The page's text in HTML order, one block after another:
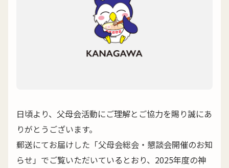
日頃より、父母会活動にご理解とご協力を賜り誠にあ
りがとうございます。
郵送にてお届けした「父母会総会・懇談会開催のお知
らせ」でご覧いただいているとおり、2025年度の神